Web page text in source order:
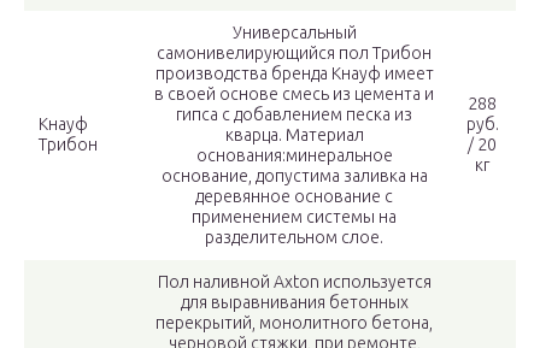
Кнауф
Трибон
Универсальный
самонивелирующийся пол Трибон
производства бренда Кнауф имеет
в своей основе смесь из цемента и
гипса с добавлением песка из
кварца. Материал
основания:минеральное
основание, допустима заливка на
деревянное основание с
применением системы на
разделительном слое.
288
руб.
/ 20
кг
Пол наливной Axton используется
для выравнивания бетонных
перекрытий, монолитного бетона,
черновой стяжки, при ремонте,